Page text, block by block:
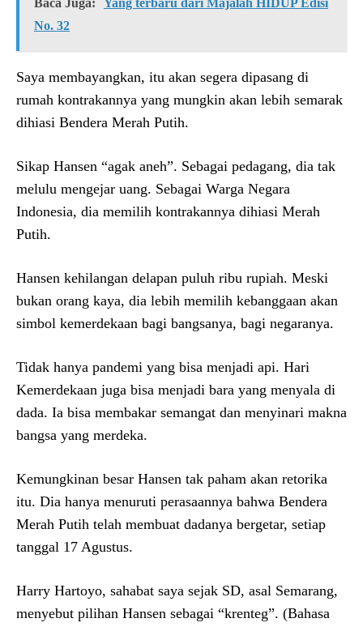
Baca Juga:
Yang terbaru dari Majalah HIDUP Edisi
No. 32
Saya membayangkan, itu akan segera dipasang di
rumah kontrakannya yang mungkin akan lebih semarak
dihiasi Bendera Merah Putih.
Sikap Hansen “agak aneh”. Sebagai pedagang, dia tak
melulu mengejar uang. Sebagai Warga Negara
Indonesia, dia memilih kontrakannya dihiasi Merah
Putih.
Hansen kehilangan delapan puluh ribu rupiah. Meski
bukan orang kaya, dia lebih memilih kebanggaan akan
simbol kemerdekaan bagi bangsanya, bagi negaranya.
Tidak hanya pandemi yang bisa menjadi api. Hari
Kemerdekaan juga bisa menjadi bara yang menyala di
dada. Ia bisa membakar semangat dan menyinari makna
bangsa yang merdeka.
Kemungkinan besar Hansen tak paham akan retorika
itu. Dia hanya menuruti perasaannya bahwa Bendera
Merah Putih telah membuat dadanya bergetar, setiap
tanggal 17 Agustus.
Harry Hartoyo, sahabat saya sejak SD, asal Semarang,
menyebut pilihan Hansen sebagai “krenteg”. (Bahasa